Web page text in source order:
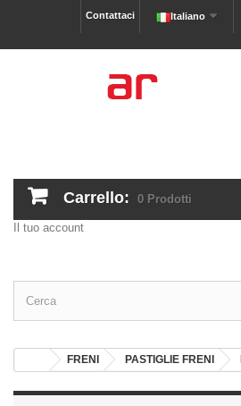
Italiano
Contattaci
Carrello: 0 Prodotti
Il tuo account
FRENI PASTIGLIE FRENI